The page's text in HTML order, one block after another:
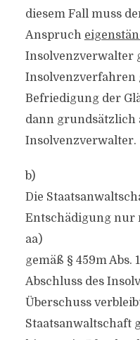
diesem Fall muss
Anspruch
Insolvenzverwalter
Insolvenzverfahren
Befriedigung der
dann grundsätzlich
Insolvenzverwalter.
b)
Die
Entschädigung nur
aa)
gemäß § 459m Abs.
Abschluss des
Überschuss
Staatsanwaltschaft